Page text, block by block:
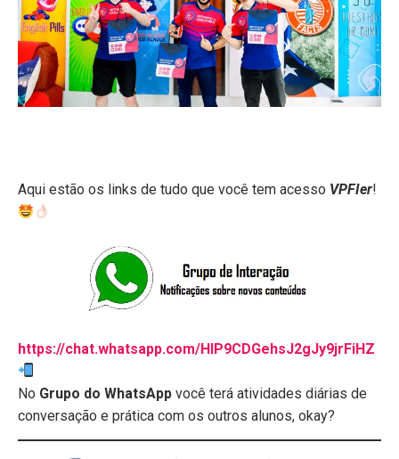
Aqui estão os links de tudo que você tem acesso VPFIer!
https://chat.whatsapp.com/HlP9CDGehsJ2gJy9jrFiHZ
No Grupo do WhatsApp você terá atividades diárias de
conversação e prática com os outros alunos, okay?